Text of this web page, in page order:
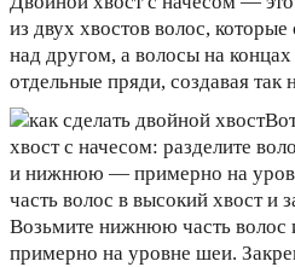
из двух хвостов волос,
над другом, а волосы на
отдельные пряди, создавая так
хвост с начесом: разделите
и нижнюю — примерно на
часть волос в высокий хвост и
Возьмите нижнюю часть волос
примерно на уровне шеи.